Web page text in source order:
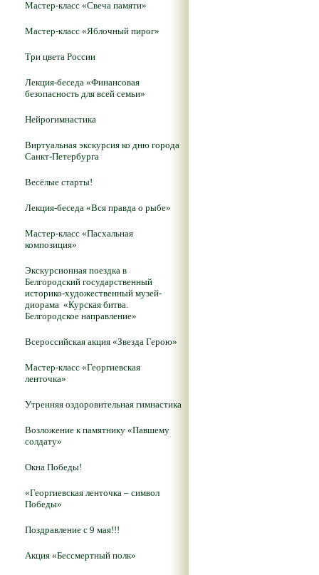
Мастер-класс «Свеча памяти»
Мастер-класс «Яблочный пирог»
Три цвета России
Лекция-беседа «Финансовая
безопасность для всей семьи»
Нейрогимнастика
Виртуальная экскурсия ко дню города
Санкт-Петербурга
Весёлые старты!
Лекция-беседа «Вся правда о рыбе»
Мастер-класс «Пасхальная
композиция»
Экскурсионная поездка в
Белгородский государственный
историко-художественный музей-
диорама «Курская битва.
Белгородское направление»
Всероссийская акция «Звезда Герою»
Мастер-класс «Георгиевская
ленточка»
Утренняя оздоровительная гимнастика
Возложение к памятнику «Павшему
солдату»
Окна Победы!
«Георгиевская ленточка – символ
Победы»
Поздравление с 9 мая!!!
Акция «Бессмертный полк»